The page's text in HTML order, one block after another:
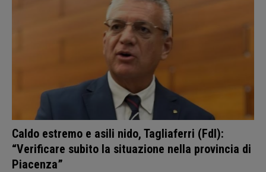
Caldo estremo e asili nido, Tagliaferri (FdI):
“Verificare subito la situazione nella provincia di
Piacenza”